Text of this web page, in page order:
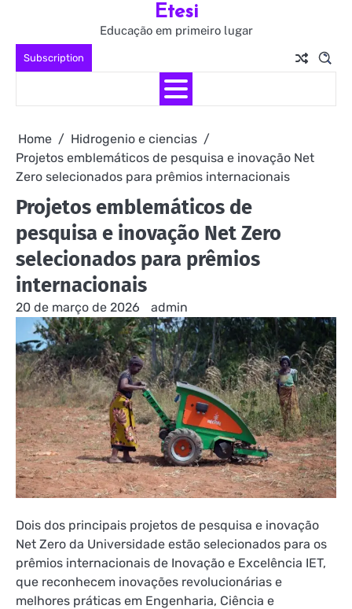
content
Subscription
Etesi
Educação em primeiro lugar
Home
Hidrogenio e ciencias
Projetos emblemáticos de pesquisa e inovação Net
Zero selecionados para prêmios internacionais
Projetos emblemáticos de
pesquisa e inovação Net Zero
selecionados para prêmios
internacionais
20 de março de 2026 admin
Dois dos principais projetos de pesquisa e inovação
Net Zero da Universidade estão selecionados para os
prêmios internacionais de Inovação e Excelência IET,
que reconhecem inovações revolucionárias e
melhores práticas em Engenharia, Ciência e